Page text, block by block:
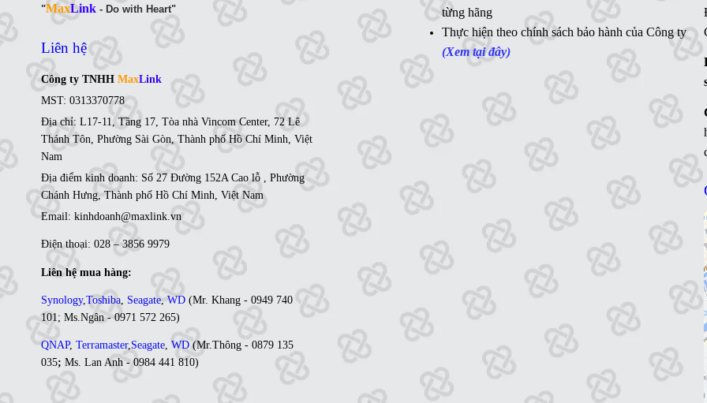
"MaxLink - Do with Heart"
Liên hệ
Công ty TNHH MaxLink
MST: 0313370778
Địa chỉ: L17-11, Tầng 17, Tòa nhà Vincom Center, 72 Lê
Thánh Tôn, Phường Sài Gòn, Thành phố Hồ Chí Minh, Việt
Nam
Địa điểm kinh doanh: Số 27 Đường 152A Cao lỗ , Phường
Chánh Hưng, Thành phố Hồ Chí Minh, Việt Nam
Email: kinhdoanh@maxlink.vn
Điện thoại: 028 – 3856 9979
Liên hệ mua hàng:
Synology, Toshiba Seagate,WD (Mr. Khang - 0949 740
101 ; Ms .Ngân -0971 572 265)
QNAP, Terramaster,Seagate, WD (Mr.Thông - 0879 135
035; Ms. Lan Anh - 0984 441 810)
Ổ cứng di động
, Linh kiện,....(Ms. Trâm
từng hãng
Thực hiện theo chính sách bảo hành của Công ty
(Xem tại đây)